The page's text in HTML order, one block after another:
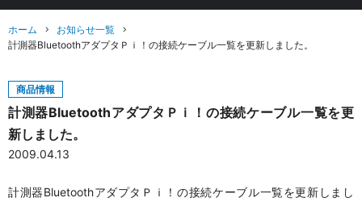
ホーム
お知らせ一覧
計測器BluetoothアダプタＰｉ！の接続ケーブル一覧を更新しました。
商品情報
計測器BluetoothアダプタＰｉ！の接続ケーブル一覧を更
新しました。
2009.04.13
計測器BluetoothアダプタＰｉ！の接続ケーブル一覧を更新しまし